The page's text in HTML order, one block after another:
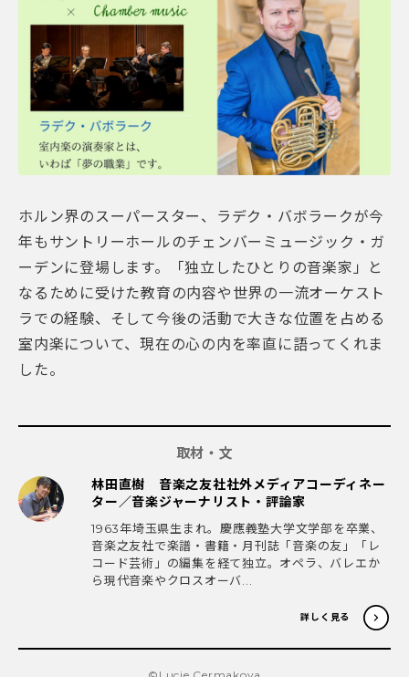
ホルン界のスーパースター、ラデク・バボラークが今
年もサントリーホールのチェンバーミュージック・ガ
ーデンに登場します。「独立したひとりの音楽家」と
なるために受けた教育の内容や世界の一流オーケスト
ラでの経験、そして今後の活動で大きな位置を占める
室内楽について、現在の心の内を率直に語ってくれま
した。
取材・文
林田直樹 音楽之友社社外メディアコーディネー
ター／音楽ジャーナリスト・評論家
1963年埼玉県生まれ。慶應義塾大学文学部を卒業、
音楽之友社で楽譜・書籍・月刊誌「音楽の友」「レ
コード芸術」の編集を経て独立。オペラ、バレエか
ら現代音楽やクロスオーバ...
詳しく見る
©Lucie Cermakova